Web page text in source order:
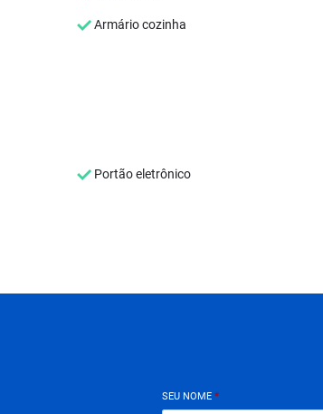
Armário cozinha
Portão eletrônico
SEU NOME *